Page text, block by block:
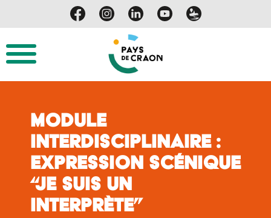
Module
interdisciplinaire :
Expression Scénique
“je suis un
interprète”